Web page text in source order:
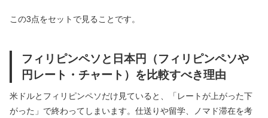
この3点をセットで見ることです。
フィリピンペソと日本円（フィリピンペソや
円レート・チャート）を比較すべき理由
米ドルとフィリピンペソだけ見ていると、「レートが上がった下
がった」で終わってしまいます。仕送りや留学、ノマド滞在を考